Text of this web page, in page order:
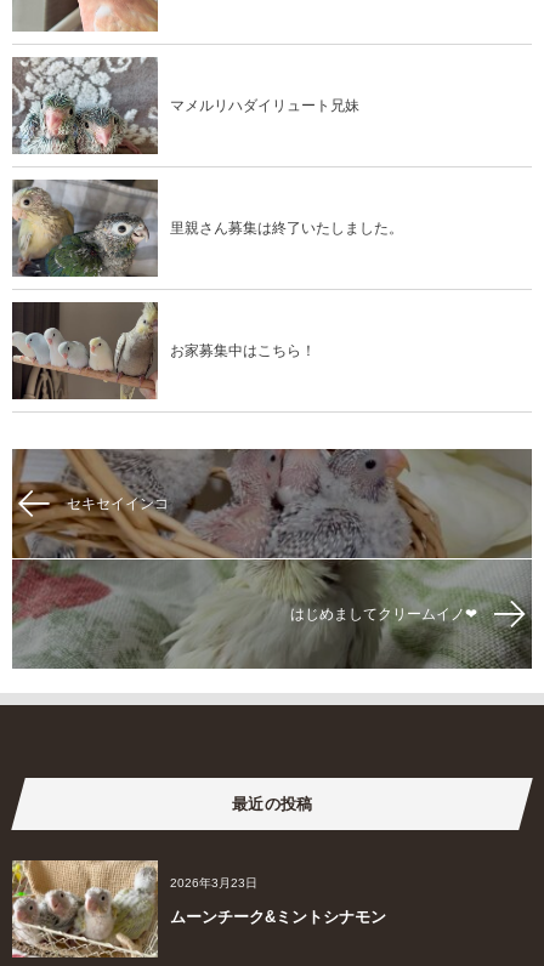
マメルリハダイリュート兄妹
里親さん募集は終了いたしました。
お家募集中はこちら！
セキセイインコ
はじめましてクリームイノ❤︎
最近の投稿
2026年3月23日
ムーンチーク&ミントシナモン